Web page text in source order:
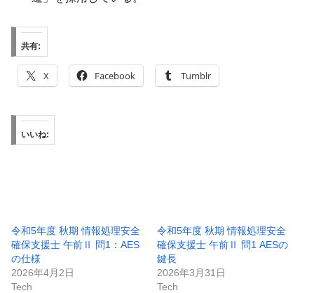
共有:
X Facebook Tumblr
いいね:
令和5年度 秋期 情報処理安全
確保支援士 午前Ⅱ 問1：AES
の仕様
2026年4月2日
Tech
令和5年度 秋期 情報処理安全
確保支援士 午前Ⅱ 問1 AESの
鍵長
2026年3月31日
Tech